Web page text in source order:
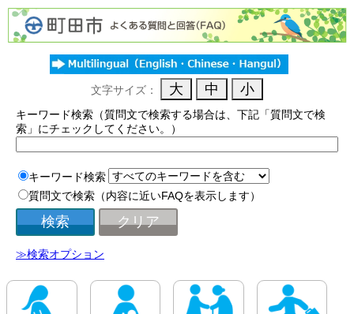
文字サイズ：
キーワード検索（質問文で検索する場合は、下記「質問文で検
索」にチェックしてください。）
キーワード検索
質問文で検索（内容に近いFAQを表示します）
≫検索オプション